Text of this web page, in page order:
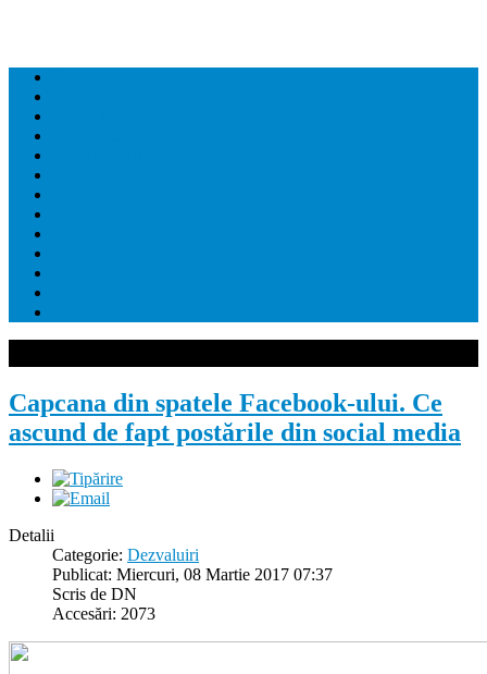
Capcana din spatele Facebook-ului. Ce
ascund de fapt postările din social media
Detalii
Categorie: Dezvaluiri
Publicat: Miercuri, 08 Martie 2017 07:37
Scris de DN
Accesări: 2073